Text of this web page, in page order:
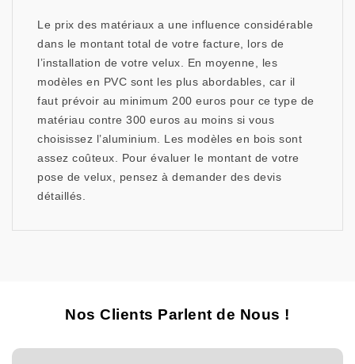
Le prix des matériaux a une influence considérable
dans le montant total de votre facture, lors de
l’installation de votre velux. En moyenne, les
modèles en PVC sont les plus abordables, car il
faut prévoir au minimum 200 euros pour ce type de
matériau contre 300 euros au moins si vous
choisissez l’aluminium. Les modèles en bois sont
assez coûteux. Pour évaluer le montant de votre
pose de velux, pensez à demander des devis
détaillés.
Nos Clients Parlent de Nous !